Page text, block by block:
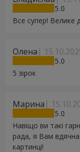
5
Все супер! Велике
Олена
5
5 зірок
Марина
5
Навіщо ви такі
рада, я Вам
картинці!